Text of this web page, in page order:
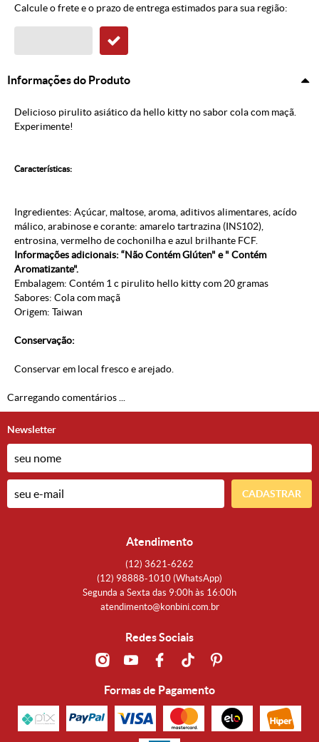
Calcule o frete e o prazo de entrega estimados para sua região:
Informações do Produto
Delicioso pirulito asiático da hello kitty no sabor cola com maçã.
Experimente!
Características:
Ingredientes: Açúcar, maltose, aroma, aditivos alimentares, acído
málico, arabinose e corante: amarelo tartrazina (INS102),
entrosina, vermelho de cochonilha e azul brilhante FCF.
Informações adicionais: “Não Contém Glúten" e " Contém
Aromatizante".
Embalagem: Contém 1 c pirulito hello kitty com 20 gramas
Sabores: Cola com maçã
Origem: Taiwan
Conservação:
Conservar em local fresco e arejado.
Carregando comentários ...
Newsletter
CADASTRAR
Atendimento
(12) 3621-6262
(12) 98888-1010 (WhatsApp)
Segunda a Sexta das 9:00h às 16:00h
atendimento@konbini.com.br
Redes Sociais
Formas de Pagamento